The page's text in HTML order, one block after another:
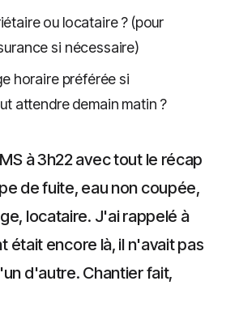
ou locataire ? (pour
si nécessaire)
horaire préférée si
attendre demain matin ?
à 3h22 avec tout le récap
de fuite, eau non coupée,
locataire. J'ai rappelé à
était encore là, il n'avait pas
d'autre. Chantier fait,